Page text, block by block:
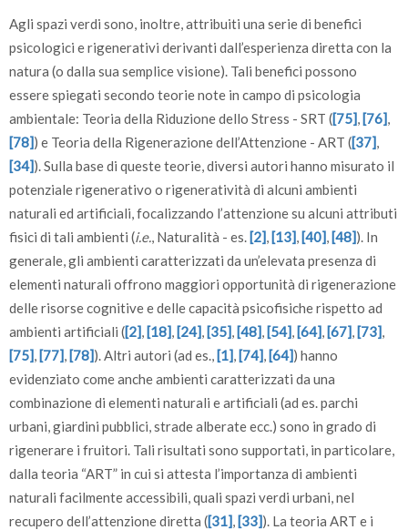
Agli spazi verdi sono, inoltre, attribuiti una serie di benefici
psicologici e rigenerativi derivanti dall’esperienza diretta con la
natura (o dalla sua semplice visione). Tali benefici possono
essere spiegati secondo teorie note in campo di psicologia
ambientale: Teoria della Riduzione dello Stress - SRT ([75],[76],
[78]) e Teoria della Rigenerazione dell’Attenzione - ART ([37],
[34]). Sulla base di queste teorie, diversi autori hanno misurato il
potenziale rigenerativo o rigeneratività di alcuni ambienti
naturali ed artificiali, focalizzando l’attenzione su alcuni attributi
fisici di tali ambienti (i.e., Naturalità - es.[2],[13],[40],[48]). In
generale, gli ambienti caratterizzati da un’elevata presenza di
elementi naturali offrono maggiori opportunità di rigenerazione
delle risorse cognitive e delle capacità psicofisiche rispetto ad
ambienti artificiali ([2],[18],[24],[35],[48],[54],[64],[67],[73],
[75],[77],[78]). Altri autori (ad es.,[1],[74],[64]) hanno
evidenziato come anche ambienti caratterizzati da una
combinazione di elementi naturali e artificiali (ad es. parchi
urbani, giardini pubblici, strade alberate ecc.) sono in grado di
rigenerare i fruitori. Tali risultati sono supportati, in particolare,
dalla teoria “ART” in cui si attesta l’importanza di ambienti
naturali facilmente accessibili, quali spazi verdi urbani, nel
recupero dell’attenzione diretta ([31],[33]). La teoria ART e i